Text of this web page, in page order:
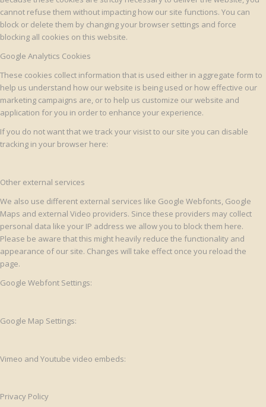
cannot refuse them without impacting how our site functions. You can
block or delete them by changing your browser settings and force
blocking all cookies on this website.
Google Analytics Cookies
These cookies collect information that is used either in aggregate form to
help us understand how our website is being used or how effective our
marketing campaigns are, or to help us customize our website and
application for you in order to enhance your experience.
If you do not want that we track your visist to our site you can disable
tracking in your browser here:
Other external services
We also use different external services like Google Webfonts, Google
Maps and external Video providers. Since these providers may collect
personal data like your IP address we allow you to block them here.
Please be aware that this might heavily reduce the functionality and
appearance of our site. Changes will take effect once you reload the
page.
Google Webfont Settings:
Google Map Settings:
Vimeo and Youtube video embeds:
Privacy Policy